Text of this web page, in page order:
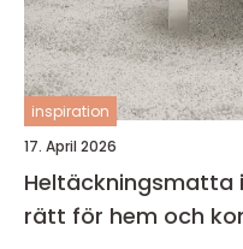
inspiration
17. April 2026
Heltäckningsmatta i
rätt för hem och